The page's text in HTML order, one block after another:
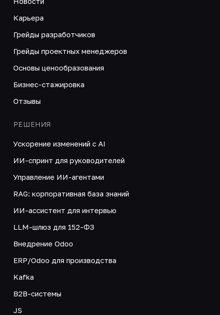
Карьера
Грейды разработчиков
Грейды проектных менеджеров
Основы ценообразования
Бизнес-стажировка
Отзывы
РЕШЕНИЯ
Ускорение изменений с AI
ИИ-спринт для руководителей
Управление ИИ-агентами
RAG: корпоративная база знаний
ИИ-ассистент для интервью
LLM-шлюз для 152-ФЗ
Внедрение Odoo
ERP/Odoo для производства
Kafka
B2B-системы
JS